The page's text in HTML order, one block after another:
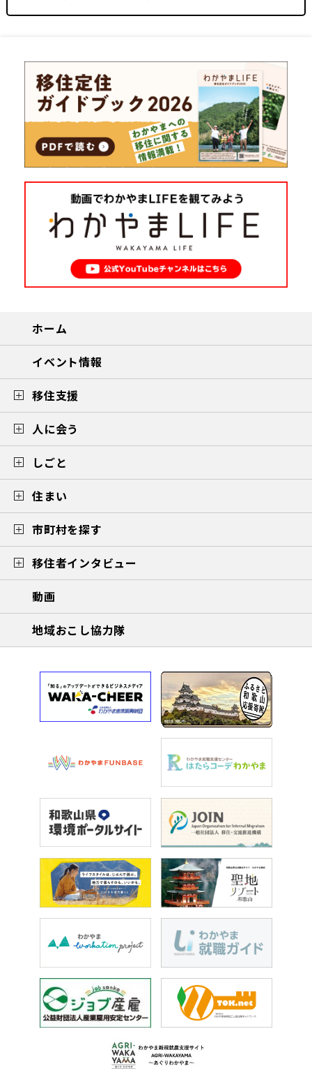
ホーム
イベント情報
移住支援
人に会う
しごと
住まい
市町村を探す
移住者インタビュー
動画
地域おこし協力隊